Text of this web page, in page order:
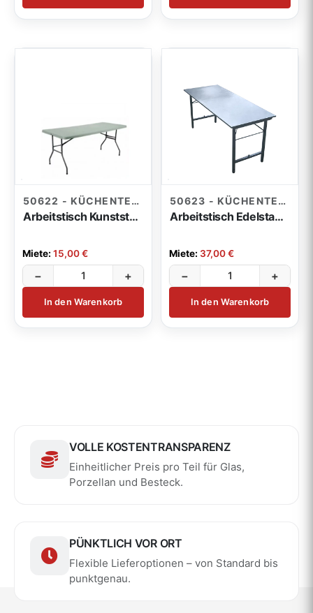
50622 - KÜCHENTECHNIK
Arbeitstisch Kunststoff 182x76cm höhenverstellbar 74-93,5cm
Miete:15,00 €
− +
In den Warenkorb
50623 - KÜCHENTECHNIK
Arbeitstisch Edelstahl Köhler 160x70x85cm
Miete: 37,00 €
− +
In den Warenkorb
VOLLE KOSTENTRANSPARENZ
Einheitlicher Preis pro Teil für Glas,
Porzellan und Besteck.
PÜNKTLICH VOR ORT
Flexible Lieferoptionen – von Standard bis
punktgenau.